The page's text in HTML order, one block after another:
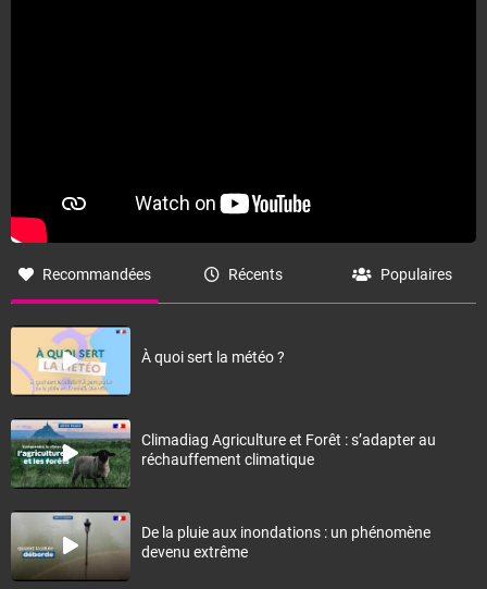
Recommandées Récents Populaires
À quoi sert la météo ?
Climadiag Agriculture et Forêt : s’adapter au
réchauffement climatique
De la pluie aux inondations : un phénomène
devenu extrême